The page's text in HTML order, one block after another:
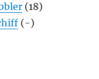
(18)
(-)